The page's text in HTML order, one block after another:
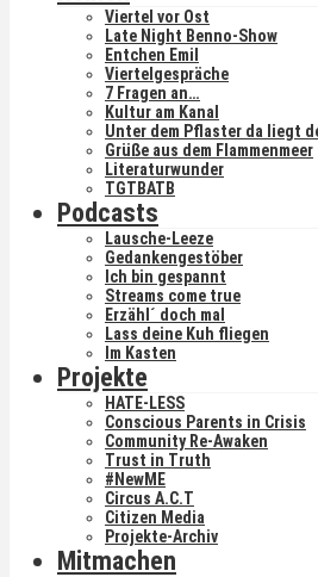
Viertel vor Ost
Late Night Benno-Show
Entchen Emil
Viertelgespräche
7 Fragen an…
Kultur am Kanal
Unter dem Pflaster da liegt
Grüße aus dem Flammenmeer
Literaturwunder
TGTBATB
Podcasts
Lausche-Leeze
Gedankengestöber
Ich bin gespannt
Streams come true
Erzähl´ doch mal
Lass deine Kuh fliegen
Im Kasten
Projekte
HATE-LESS
Conscious Parents in Crisis
Community Re-Awaken
Trust in Truth
#NewME
Circus A.C.T
Citizen Media
Projekte-Archiv
Mitmachen